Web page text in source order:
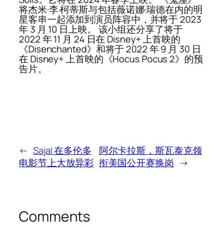
将杰米·李·柯蒂斯与包括薇诺娜·瑞德在内的明
星客串一起添加到演员阵容中，并将于 2023
年 3 月 10 日上映。 该小组还分享了将于
2022 年 11 月 24 日在 Disney+ 上首映的
《Disenchanted》和将于 2022 年 9 月 30 日
在 Disney+ 上首映的《Hocus Pocus 2》的预
告片。
← Sajal 在多伦多
电影节上大放异彩
阿尔卡拉斯，斯瓦泰克领
衔美国公开赛换岗 →
Comments